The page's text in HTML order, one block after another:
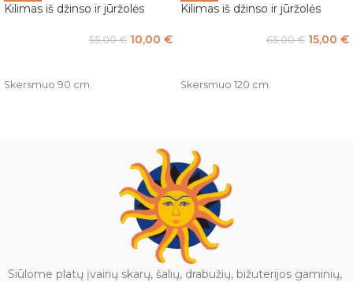
Kilimas iš džinso ir jūržolės
55,00€ 10,00 €
Skersmuo 90 cm.
Kilimas iš džinso ir jūržolės
65,00€ 15,00 €
Skersmuo 120 cm.
Siūlome platų įvairių skarų, šalių, drabužių, bižuterijos gaminių,